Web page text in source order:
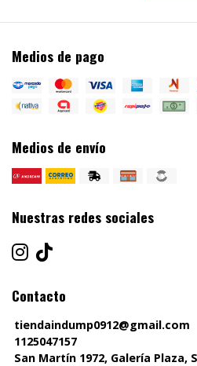
Medios de pago
Medios de envío
Nuestras redes sociales
Contacto
tiendaindump0912@gmail.com
1125047157
San Martín 1972, Galería Plaza,